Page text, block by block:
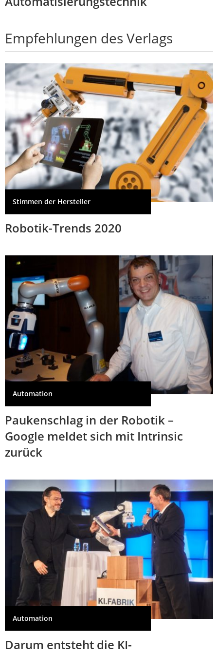
Empfehlungen des Verlags
Stimmen der Hersteller
Robotik-Trends 2020
Automation
Paukenschlag in der Robotik –
Google meldet sich mit Intrinsic
zurück
Automation
Darum entsteht die KI-